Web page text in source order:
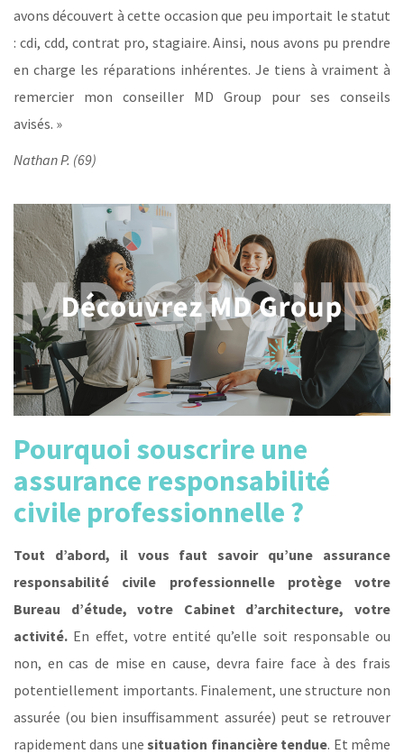
avons découvert à cette occasion que peu importait le statut
: cdi, cdd, contrat pro, stagiaire. Ainsi, nous avons pu prendre
en charge les réparations inhérentes. Je tiens à vraiment à
remercier mon conseiller MD Group pour ses conseils
avisés. »
Nathan P. (69)
Pourquoi souscrire une
assurance responsabilité
civile professionnelle ?
Tout d’abord, il vous faut savoir qu’une assurance
responsabilité civile professionnelle protège votre
Bureau d’étude, votre Cabinet d’architecture, votre
activité. En effet, votre entité qu’elle soit responsable ou
non, en cas de mise en cause, devra faire face à des frais
potentiellement importants. Finalement, une structure non
assurée (ou bien insuffisamment assurée) peut se retrouver
rapidement dans unesituation financière tendue. Et même